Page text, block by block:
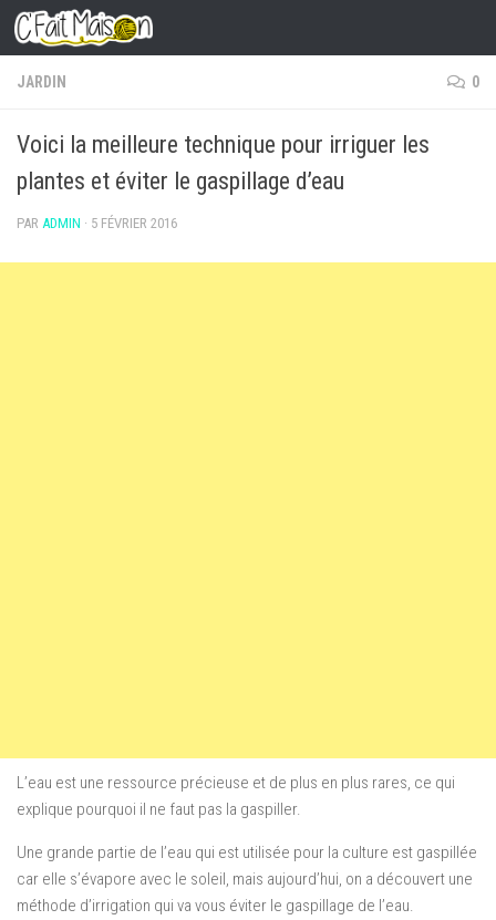
Skip to content
JARDIN 0
Voici la meilleure technique pour irriguer les
plantes et éviter le gaspillage d’eau
PAR ADMIN · 5 FÉVRIER 2016
L’eau est une ressource précieuse et de plus en plus rares, ce qui
explique pourquoi il ne faut pas la gaspiller.
Une grande partie de l’eau qui est utilisée pour la culture est gaspillée
car elle s’évapore avec le soleil, mais aujourd’hui, on a découvert une
méthode d’irrigation qui va vous éviter le gaspillage de l’eau.